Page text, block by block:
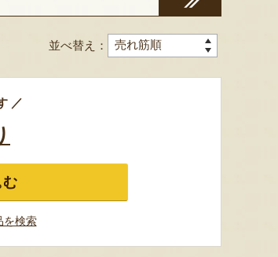
並べ替え：
／
を検索
アールスメロ
[新潟県] 8月7日 09:57 [新潟県]